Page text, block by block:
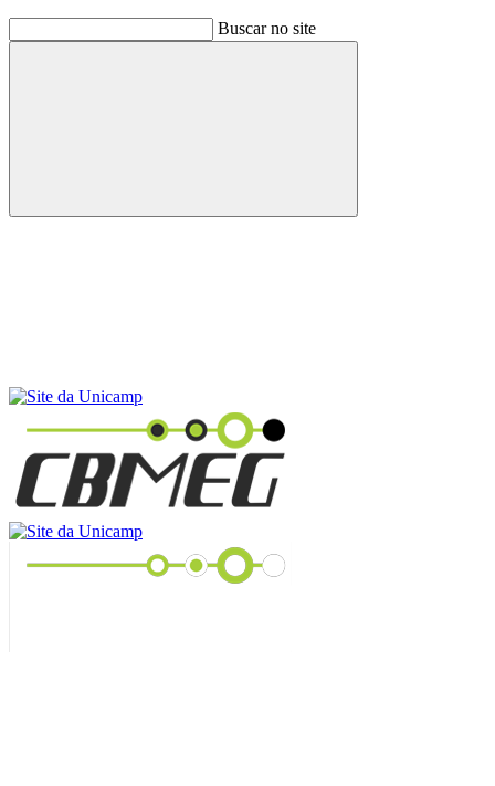
Buscar no site
Buscar